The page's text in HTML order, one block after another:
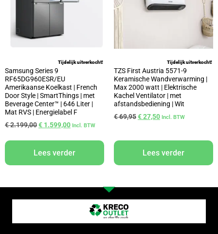
Tijdelijk uitverkocht!
Samsung Series 9
RF65DG960ESR/EU
Amerikaanse Koelkast | French
Door Style | SmartThings | met
Beverage Center™ | 646 Liter |
Mat RVS | Energielabel F
€2.199,00€ 1.599,00 Incl. BTW
Lees verder
Tijdelijk uitverkocht!
TZS First Austria 5571-9
Keramische Wandverwarming |
Max 2000 watt | Elektrische
Kachel Ventilator | met
afstandsbediening | Wit
€69,95€27,50 Incl. BTW
Lees verder